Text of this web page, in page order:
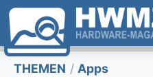
THEMEN / Apps